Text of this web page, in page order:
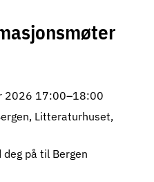
2026 17:00–18:00
Litteraturhuset,
deg på til Bergen